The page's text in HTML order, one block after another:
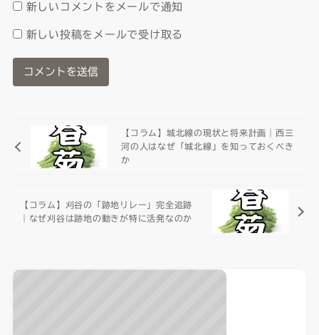
新しいコメントをメールで通知
新しい投稿をメールで受け取る
【コラム】城北線の現状と将来計画｜西三
河の人はなぜ「城北線」を知っておくべき
か
【コラム】刈谷の「跡地リレー」完全追跡
｜なぜ刈谷は跡地の動きが特に活発なのか